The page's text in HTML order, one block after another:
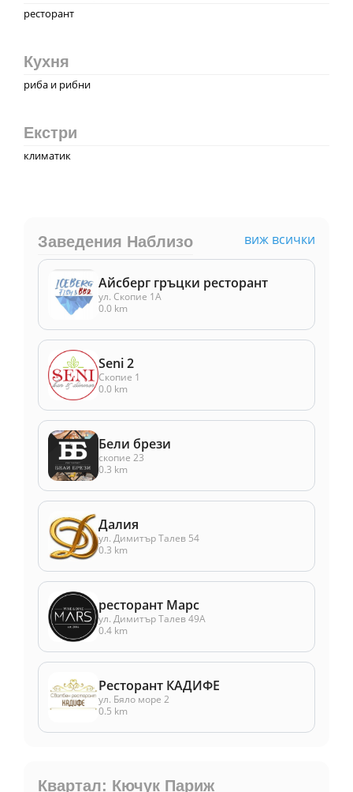
ресторант
Кухня
риба и рибни
Екстри
климатик
Заведения Наблизо виж всички
Айсберг гръцки ресторант
ул. Скопие 1A
0.0 km
Seni 2
Скопие 1
0.0 km
Бели брези
скопие 23
0.3 km
Далия
ул. Димитър Талев 54
0.3 km
ресторант Марс
ул. Димитър Талев 49А
0.4 km
Ресторант КАДИФЕ
ул. Бяло море 2
0.5 km
Квартал: Кючук Париж